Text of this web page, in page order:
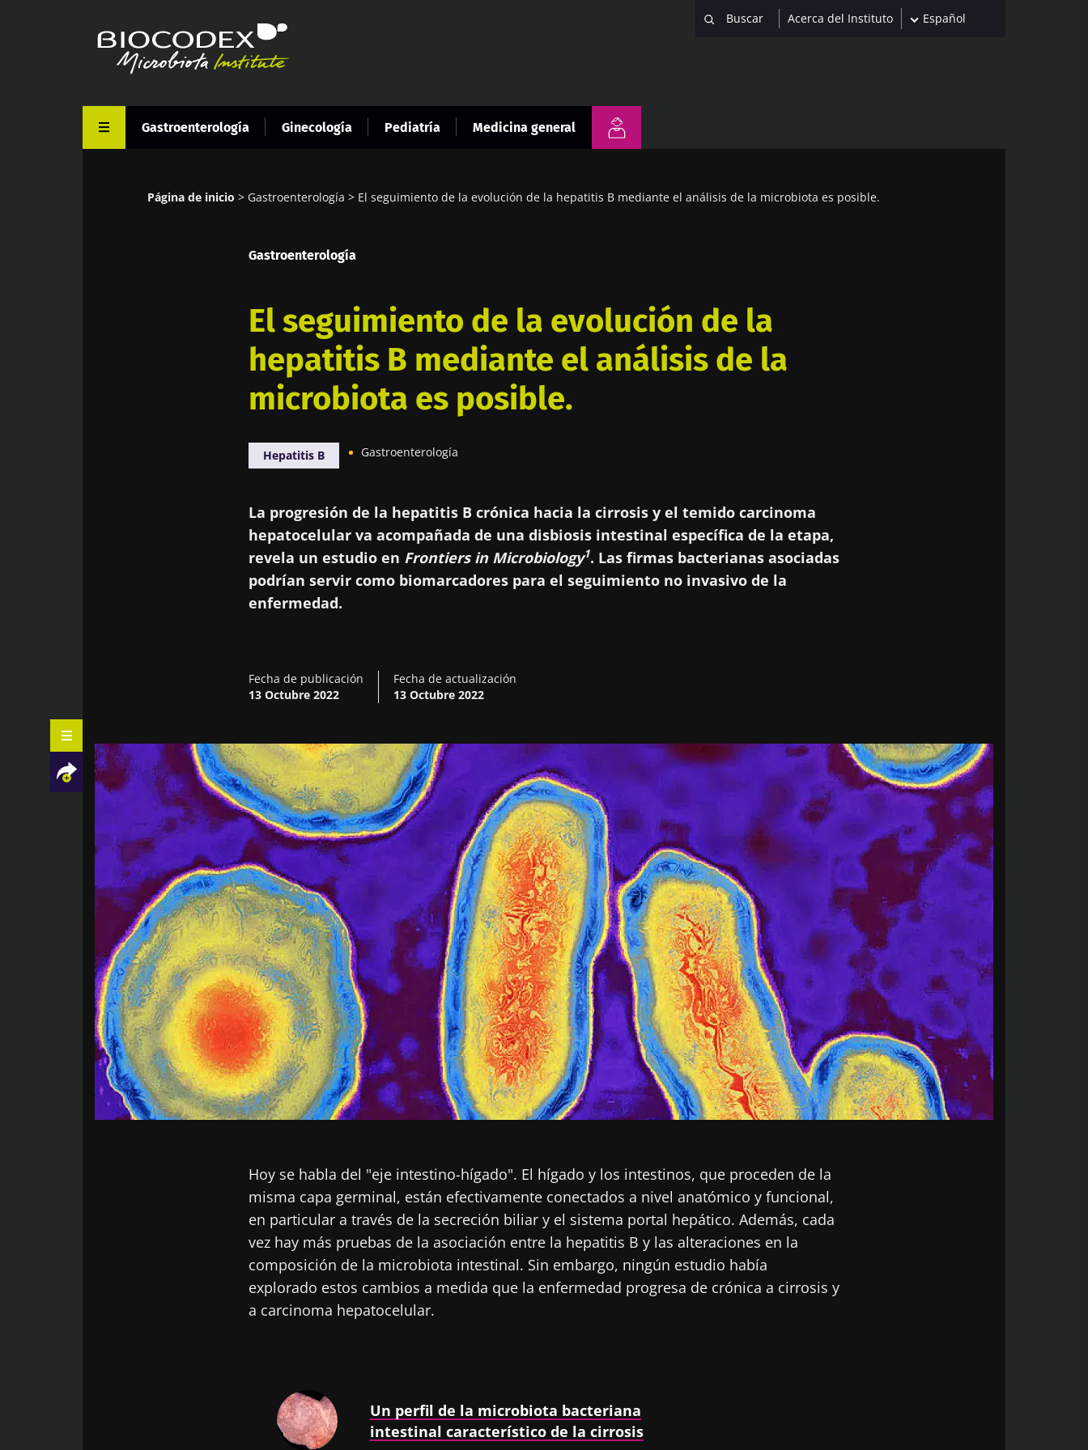
Acerca del Instituto Español
Gastroenterología Ginecología Pediatría Medicina general
Página de inicio Gastroenterología El seguimiento de la evolución de la hepatitis B mediante el análisis de la microbiota es posible.
Gastroenterología
El seguimiento de la evolución de la
hepatitis B mediante el análisis de la
microbiota es posible.
Hepatitis B Gastroenterología
La progresión de la hepatitis B crónica hacia la cirrosis y el temido carcinoma
hepatocelular va acompañada de una disbiosis intestinal específica de la etapa,
revela un estudio en Frontiers in Microbiology1. Las firmas bacterianas asociadas
podrían servir como biomarcadores para el seguimiento no invasivo de la
enfermedad.
Facebook
TwitterLinkedIn
Mail
Fecha de publicación
13 Octubre 2022
Fecha de actualización
13 Octubre 2022
Hoy se habla del "eje intestino-hígado". El hígado y los intestinos, que proceden de la
misma capa germinal, están efectivamente conectados a nivel anatómico y funcional,
en particular a través de la secreción biliar y el sistema portal hepático. Además, cada
vez hay más pruebas de la asociación entre la hepatitis B y las alteraciones en la
composición de la microbiota intestinal. Sin embargo, ningún estudio había
explorado estos cambios a medida que la enfermedad progresa de crónica a cirrosis y
a carcinoma hepatocelular.
Un perfil de la microbiota bacteriana
intestinal característico de la cirrosis